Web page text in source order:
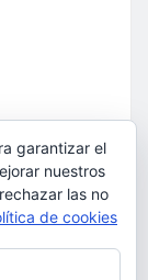
garantizar el
nuestros
las no
de cookies